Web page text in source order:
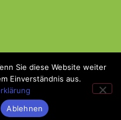
Sie diese Website weiter
Einverständnis aus.
Ablehnen